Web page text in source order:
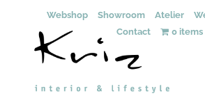
Webshop Showroom Atelier
Contact
0 items